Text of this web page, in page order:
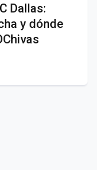
Dallas:
y dónde